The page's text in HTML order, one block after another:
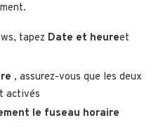
tapez Date et heureet
, assurez-vous que les deux
activés
le fuseau horaire